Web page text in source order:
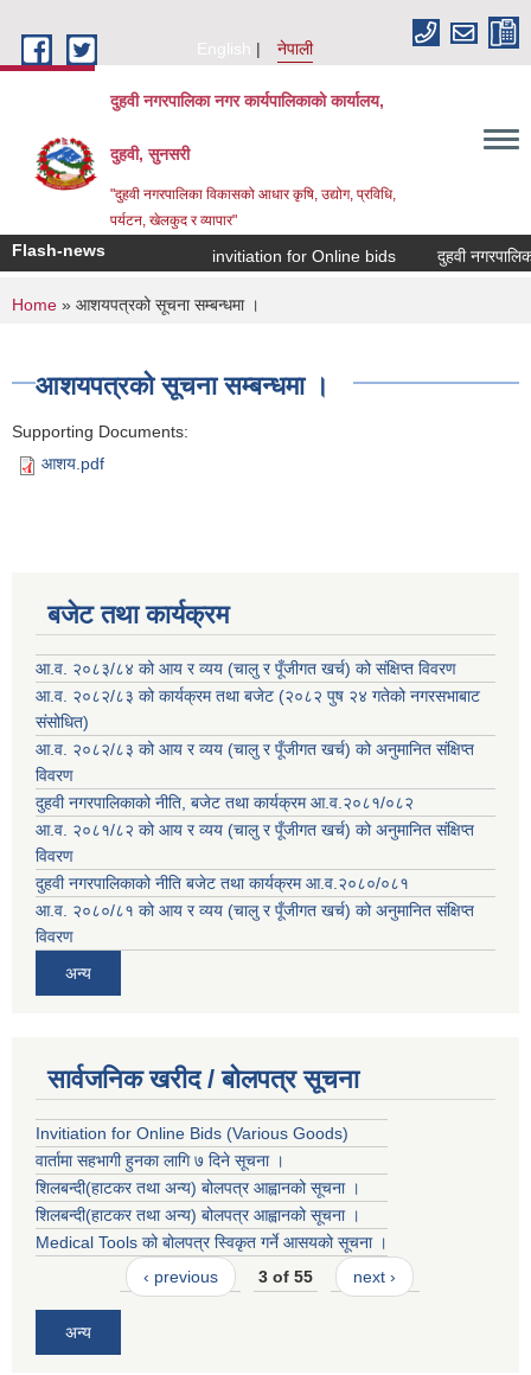
English
नेपाली
दुहवी नगरपालिका नगर कार्यपालिकाको कार्यालय,
दुहवी, सुनसरी
"दुहवी नगरपालिका विकासको आधार कृषि, उद्योग, प्रविधि,
पर्यटन, खेलकुद र व्यापार"
Flash-news invitiation for Online bids दुहवी
You are here
Home » आशयपत्रको सूचना सम्बन्धमा ।
आशयपत्रको सूचना सम्बन्धमा ।
Supporting Documents:
आशय.pdf
बजेट तथा कार्यक्रम
आ.व. २०८३/८४ को आय र व्यय (चालु र पूँजीगत खर्च) को संक्षिप्त विवरण
आ.व. २०८२/८३ को कार्यक्रम तथा बजेट (२०८२ पुष २४ गतेको नगरसभाबाट
संसोधित)
आ.व. २०८२/८३ को आय र व्यय (चालु र पूँजीगत खर्च) को अनुमानित संक्षिप्त
विवरण
दुहवी नगरपालिकाको नीति, बजेट तथा कार्यक्रम आ.व.२०८१/०८२
आ.व. २०८१/८२ को आय र व्यय (चालु र पूँजीगत खर्च) को अनुमानित संक्षिप्त
विवरण
दुहवी नगरपालिकाको नीति बजेट तथा कार्यक्रम आ.व.२०८०/०८१
आ.व. २०८०/८१ को आय र व्यय (चालु र पूँजीगत खर्च) को अनुमानित संक्षिप्त
विवरण
अन्य
सार्वजनिक खरीद / बोलपत्र सूचना
Invitiation for Online Bids (Various Goods)
वार्तामा सहभागी हुनका लागि ७ दिने सूचना ।
शिलबन्दी(हाटकर तथा अन्य) बोलपत्र आह्वानको सूचना ।
शिलबन्दी(हाटकर तथा अन्य) बोलपत्र आह्वानको सूचना ।
Medical Tools को बोलपत्र स्विकृत गर्ने आसयको सूचना ।
‹ previous
3 of 55 next ›
अन्य